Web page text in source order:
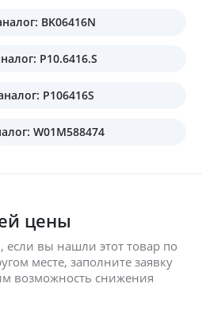
BK06416N
P10.6416.S
P106416S
W01M588474
цены
вы нашли этот товар по
месте, заполните заявку
возможность снижения